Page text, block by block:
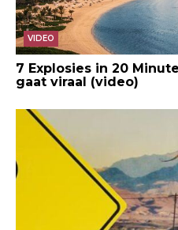
VIDEO
7 Explosies in 20
gaat viraal (video)